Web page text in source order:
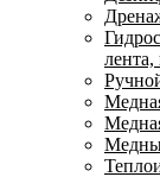
лента,